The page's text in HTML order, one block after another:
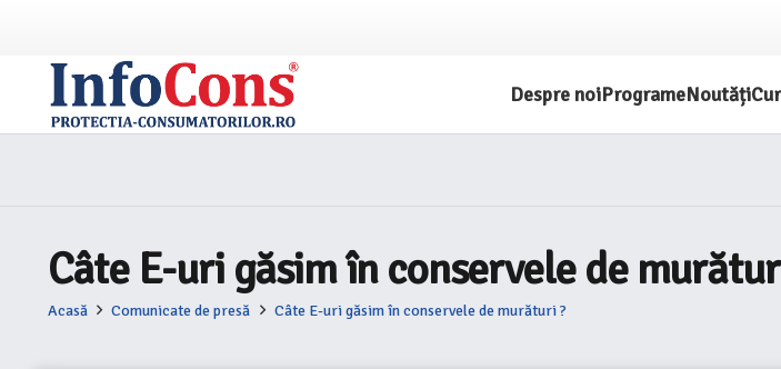
Despre noiProgrameNoutăți
Câte E-uri găsim în conservele de
Acasă Comunicate de presă Câte E-uri găsim în conservele de murături ?